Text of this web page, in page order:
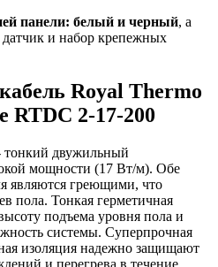
панели: белый и черный, а
и набор крепежных
Royal Thermo
RTDC 2-17-200
тонкий двужильный
мощности (17 Вт/м). Обе
являются греющими, что
пола. Тонкая герметичная
подъема уровня пола и
системы. Суперпрочная
изоляция надежно защищают
и перегрева в течение